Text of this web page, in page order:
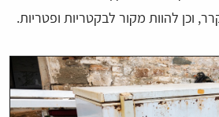
וכן להוות מקור לבקטריות ופטריות.